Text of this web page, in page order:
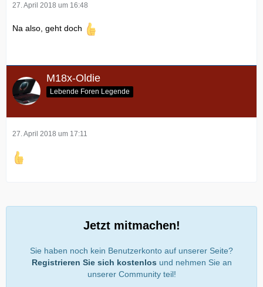
27. April 2018 um 16:48
Na also, geht doch
M18x-Oldie
Lebende Foren Legende
27. April 2018 um 17:11
Jetzt mitmachen!
Sie haben noch kein Benutzerkonto auf unserer Seite?
Registrieren Sie sich kostenlos und nehmen Sie an
unserer Community teil!